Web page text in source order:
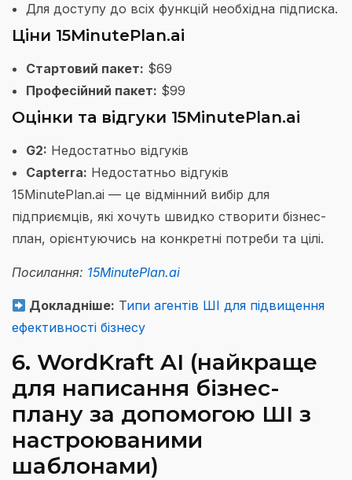
Для доступу до всіх функцій необхідна підписка.
Ціни 15MinutePlan.ai
Стартовий пакет: $69
Професійний пакет: $99
Оцінки та відгуки 15MinutePlan.ai
G2: Недостатньо відгуків
Capterra: Недостатньо відгуків
15MinutePlan.ai — це відмінний вибір для
підприємців, які хочуть швидко створити бізнес-
план, орієнтуючись на конкретні потреби та цілі.
Посилання: 15MinutePlan.ai
Докладніше: Типи агентів ШІ для підвищення
ефективності бізнесу
6. WordKraft AI (найкраще
для написання бізнес-
плану за допомогою ШІ з
настроюваними
шаблонами)